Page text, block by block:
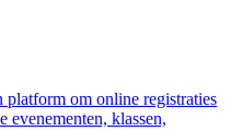
platform om online registraties
evenementen, klassen,